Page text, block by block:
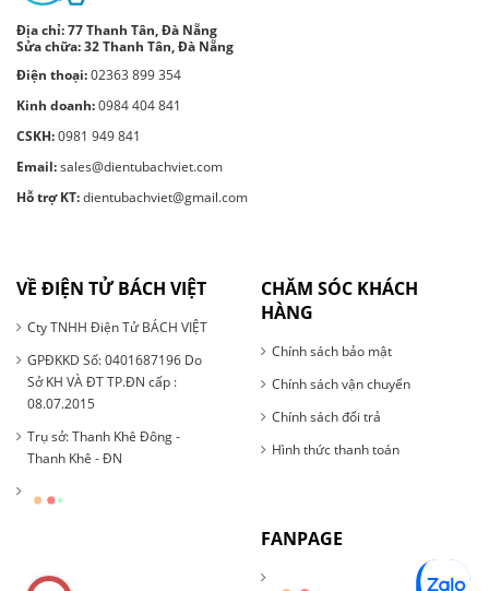
Địa chỉ:77 Thanh Tân, Đà Nẵng
Sửa chữa: 32 Thanh Tân, Đà Nẵng
Điện thoại:02363 899 354
Kinh doanh:0984 404 841
CSKH:0981 949 841
Email:sales@dientubachviet.com
Hỗ trợ KT:dientubachviet@gmail.com
VỀ ĐIỆN TỬ BÁCH VIỆT
Cty TNHH Điện Tử BÁCH VIỆT
GPĐKKD Số: 0401687196 Do
Sở KH VÀ ĐT TP.ĐN cấp :
08.07.2015
Trụ sở: Thanh Khê Đông -
Thanh Khê - ĐN
CHĂM SÓC KHÁCH
HÀNG
Chính sách bảo mật
Chính sách vận chuyển
Chính sách đổi trả
Hình thức thanh toán
FANPAGE